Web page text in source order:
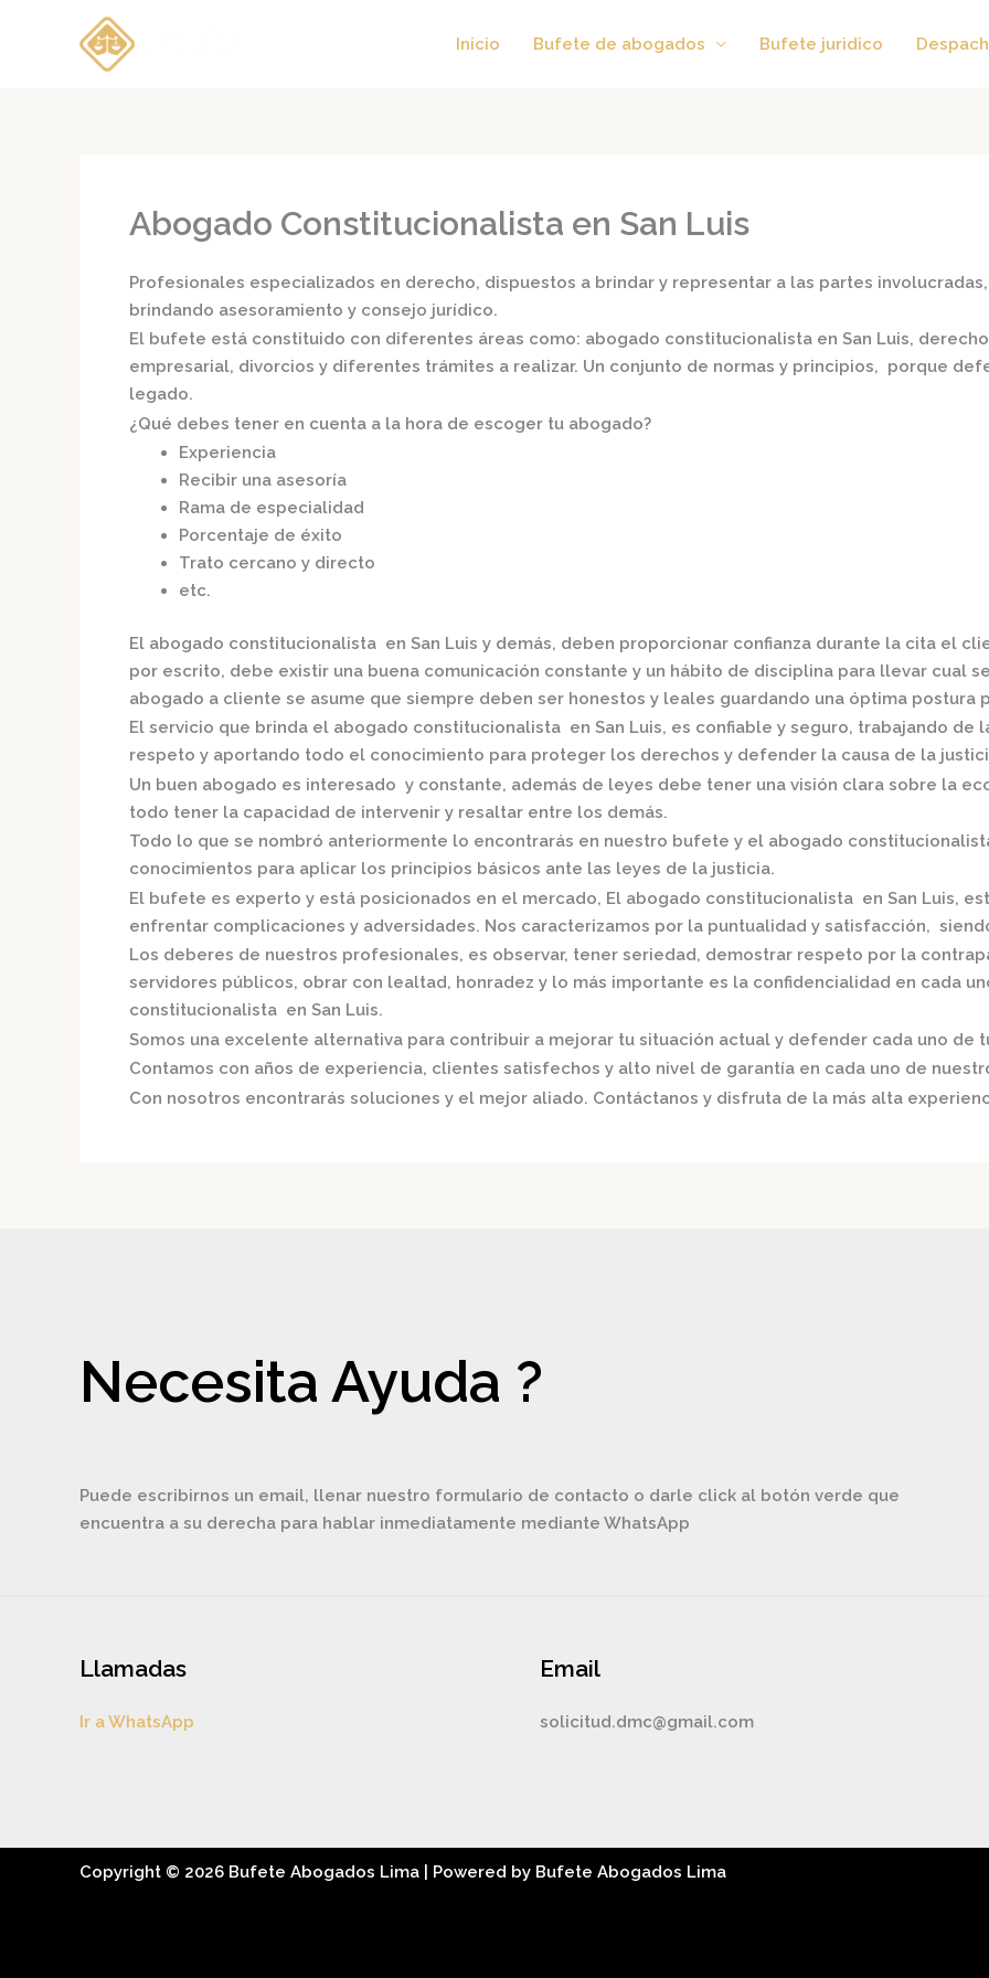
Inicio Bufete de abogados Bufete juridico
Abogado Constitucionalista en San Luis
Profesionales especializados en derecho, dispuestos a brindar y representar a las partes
brindando asesoramiento y consejo jurídico.
El bufete está constituido con diferentes áreas como: abogado constitucionalista en San Luis,
empresarial, divorcios y diferentes trámites a realizar. Un conjunto de normas y principios, porque
legado.
¿Qué debes tener en cuenta a la hora de escoger tu abogado?
Experiencia
Recibir una asesoría
Rama de especialidad
Porcentaje de éxito
Trato cercano y directo
etc.
El abogado constitucionalista en San Luis y demás, deben proporcionar confianza durante la cita el
por escrito, debe existir una buena comunicación constante y un hábito de disciplina para llevar cual
abogado a cliente se asume que siempre deben ser honestos y leales guardando una óptima postura
El servicio que brinda el abogado constitucionalista en San Luis, es confiable y seguro, trabajando de
respeto y aportando todo el conocimiento para proteger los derechos y defender la causa de la
Un buen abogado es interesado y constante, además de leyes debe tener una visión clara sobre la
todo tener la capacidad de intervenir y resaltar entre los demás.
Todo lo que se nombró anteriormente lo encontrarás en nuestro bufete y el abogado
conocimientos para aplicar los principios básicos ante las leyes de la justicia.
El bufete es experto y está posicionados en el mercado, El abogado constitucionalista en San Luis,
enfrentar complicaciones y adversidades. Nos caracterizamos por la puntualidad y satisfacción,
Los deberes de nuestros profesionales, es observar, tener seriedad, demostrar respeto por la
servidores públicos, obrar con lealtad, honradez y lo más importante es la confidencialidad en cada
constitucionalista en San Luis.
Somos una excelente alternativa para contribuir a mejorar tu situación actual y defender cada uno de
Contamos con años de experiencia, clientes satisfechos y alto nivel de garantía en cada uno de
Con nosotros encontrarás soluciones y el mejor aliado. Contáctanos y disfruta de la más alta
Necesita Ayuda ?
Puede escribirnos un email, llenar nuestro formulario de contacto o darle click al botón verde que
encuentra a su derecha para hablar inmediatamente mediante WhatsApp
Llamadas
Ir a WhatsApp
Email
solicitud.dmc@gmail.com
Copyright © 2026 Bufete Abogados Lima | Powered by Bufete Abogados Lima